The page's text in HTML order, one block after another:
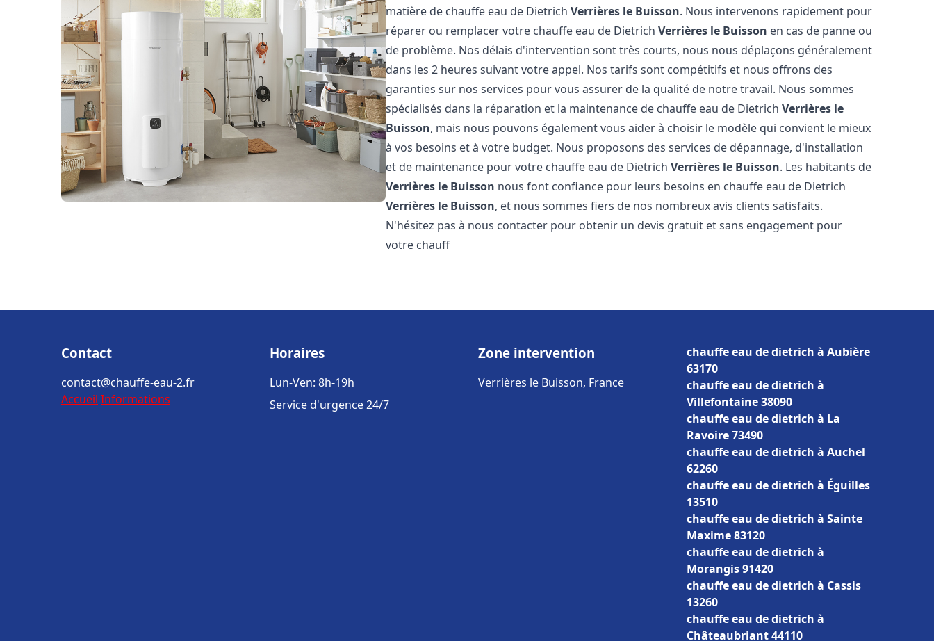
matière de chauffe eau de DietrichVerrières le Buisson. Nous intervenons rapidement pour
réparer ou remplacer votre chauffe eau de DietrichVerrières le Buisson en cas de panne ou
de problème. Nos délais d'intervention sont très courts, nous nous déplaçons généralement
dans les 2 heures suivant votre appel. Nos tarifs sont compétitifs et nous offrons des
garanties sur nos services pour vous assurer de la qualité de notre travail. Nous sommes
spécialisés dans la réparation et la maintenance de chauffe eau de DietrichVerrières le
Buisson, mais nous pouvons également vous aider à choisir le modèle qui convient le mieux
à vos besoins et à votre budget. Nous proposons des services de dépannage, d'installation
et de maintenance pour votre chauffe eau de DietrichVerrières le Buisson. Les habitants de
Verrières le Buisson nous font confiance pour leurs besoins en chauffe eau de Dietrich
Verrières le Buisson, et nous sommes fiers de nos nombreux avis clients satisfaits.
N'hésitez pas à nous contacter pour obtenir un devis gratuit et sans engagement pour
votre chauff
Contact
contact@chauffe-eau-2.fr
Accueil Informations
Horaires
Lun-Ven: 8h-19h
Service d'urgence 24/7
Zone intervention
Verrières le Buisson, France
chauffe eau de dietrich à Aubière
63170
chauffe eau de dietrich à
Villefontaine 38090
chauffe eau de dietrich à La
Ravoire 73490
chauffe eau de dietrich à Auchel
62260
chauffe eau de dietrich à Éguilles
13510
chauffe eau de dietrich à Sainte
Maxime 83120
chauffe eau de dietrich à
Morangis 91420
chauffe eau de dietrich à Cassis
13260
chauffe eau de dietrich à
Châteaubriant 44110